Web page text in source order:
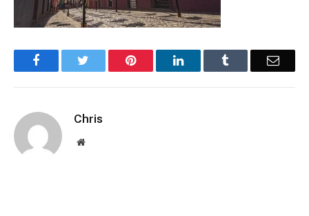
Facebook Pinterest LinkedIn Email
Chris
Website